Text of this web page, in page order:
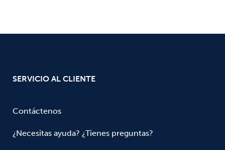
SERVICIO AL CLIENTE
Contáctenos
¿Necesitas ayuda? ¿Tienes preguntas?